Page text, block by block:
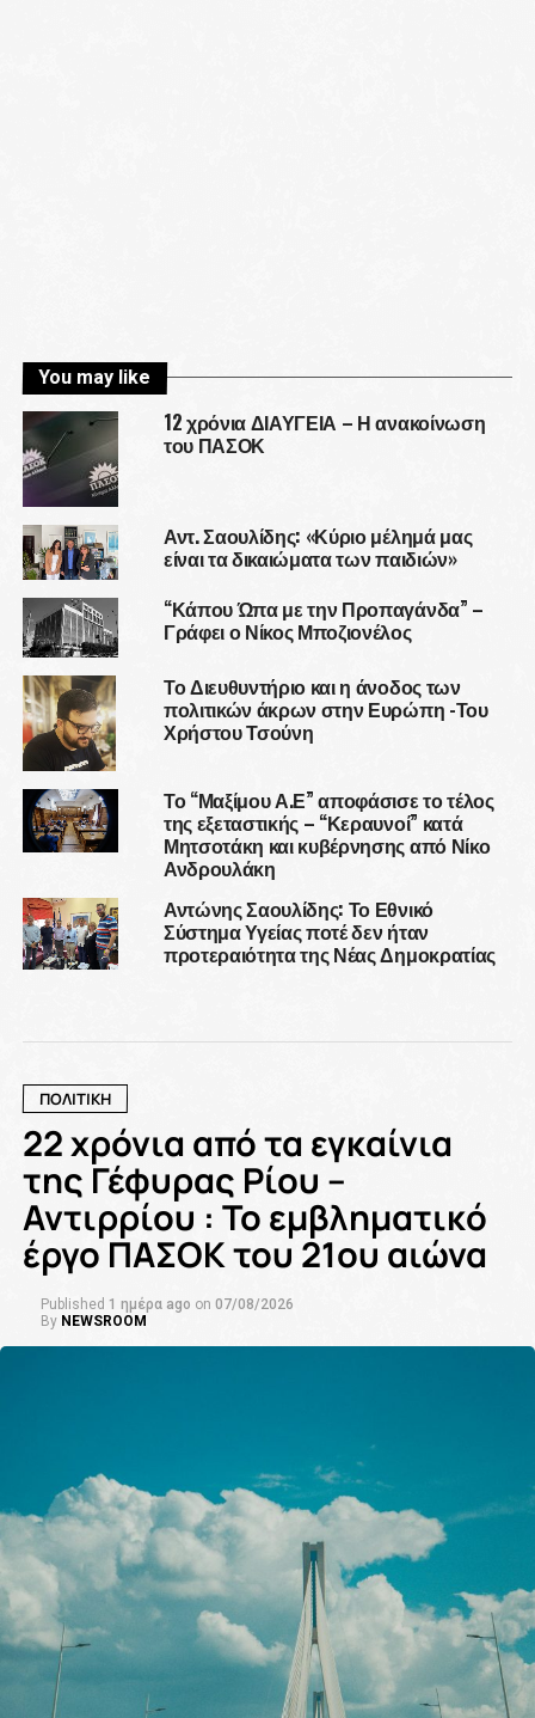
You may like
12 χρόνια ΔΙΑΥΓΕΙΑ – Η ανακοίνωση
του ΠΑΣΟΚ
Αντ. Σαουλίδης: «Κύριο μέλημά μας
είναι τα δικαιώματα των παιδιών»
“Κάπου Ώπα με την Προπαγάνδα” –
Γράφει ο Νίκος Μποζιονέλος
Το Διευθυντήριο και η άνοδος των
πολιτικών άκρων στην Ευρώπη -Του
Χρήστου Τσούνη
Το “Μαξίμου Α.Ε” αποφάσισε το τέλος
της εξεταστικής – “Κεραυνοί” κατά
Μητσοτάκη και κυβέρνησης από Νίκο
Ανδρουλάκη
Αντώνης Σαουλίδης: Το Εθνικό
Σύστημα Υγείας ποτέ δεν ήταν
προτεραιότητα της Νέας Δημοκρατίας
ΠΟΛΙΤΙΚΗ
22 χρόνια από τα εγκαίνια
της Γέφυρας Ρίου –
Αντιρρίου : Το εμβληματικό
έργο ΠΑΣΟΚ του 21ου αιώνα
Published 1 ημέρα ago on 07/08/2026
By NEWSROOM